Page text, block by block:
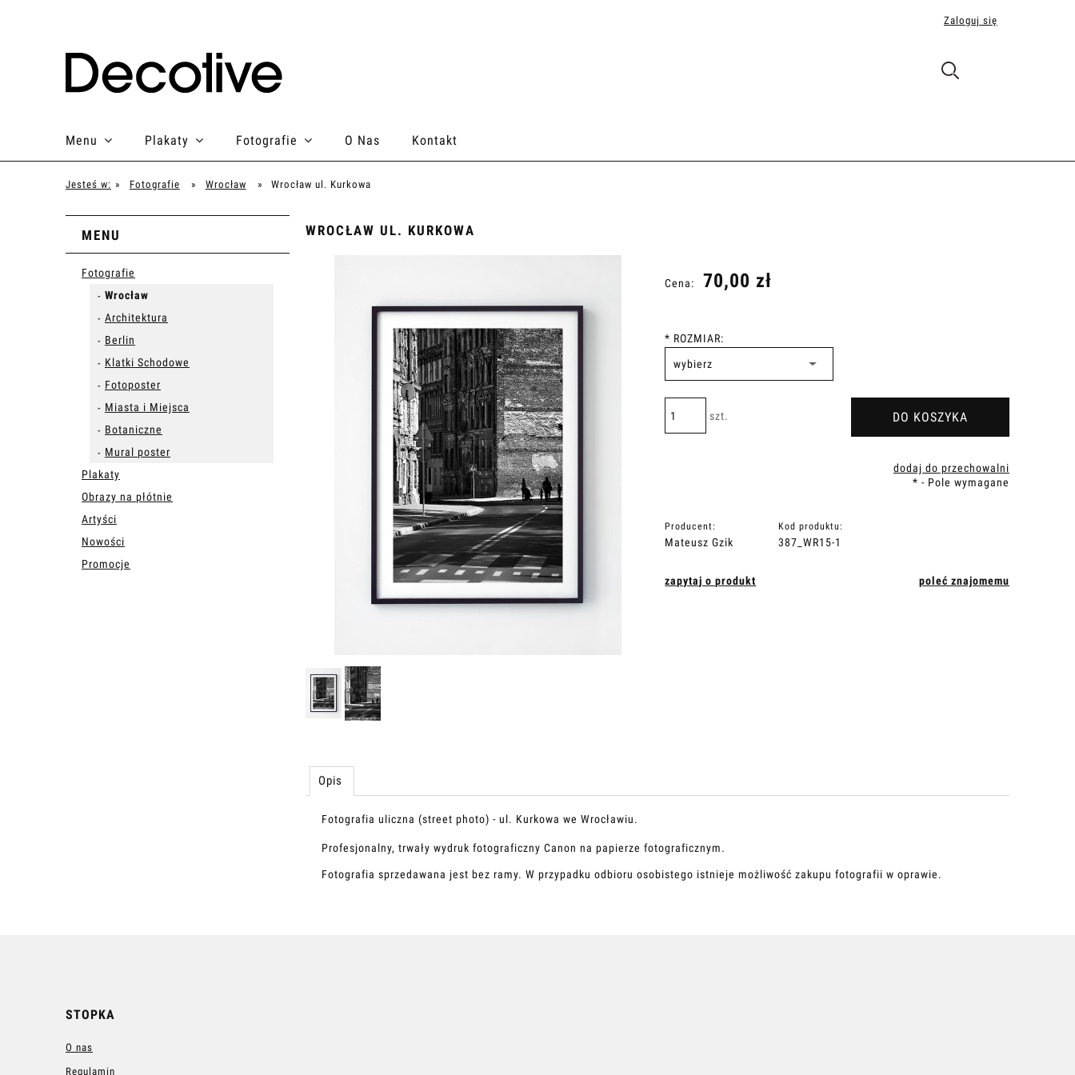
Zaloguj się
Menu Plakaty Fotografie O Nas Kontakt
Jesteś w: » Fotografie » Wrocław » Wrocław ul. Kurkowa
MENU
Fotografie
Wrocław
Architektura
Berlin
Klatki Schodowe
Fotoposter
Miasta i Miejsca
Botaniczne
Mural poster
Plakaty
Obrazy na płótnie
Artyści
Nowości
Promocje
WROCŁAW UL. KURKOWA
Cena: 70,00 zł
* ROZMIAR:
szt. DO KOSZYKA
dodaj do przechowalni
* - Pole wymagane
Producent:
Mateusz Gzik
Kod produktu:
387_WR15-1
zapytaj o produkt poleć znajomemu
Opis
Fotografia uliczna (street photo) - ul. Kurkowa we Wrocławiu.
Profesjonalny, trwały wydruk fotograficzny Canon na papierze fotograficznym.
Fotografia sprzedawana jest bez ramy. W przypadku odbioru osobistego istnieje możliwość zakupu fotografii w oprawie.
STOPKA
O nas
Regulamin